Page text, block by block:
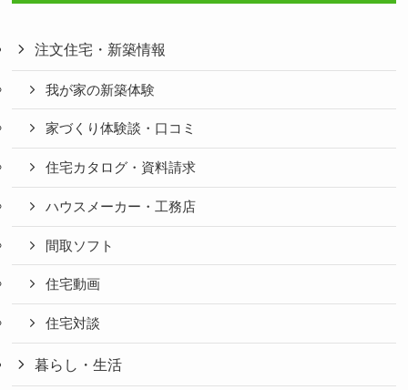
注文住宅・新築情報
我が家の新築体験
家づくり体験談・口コミ
住宅カタログ・資料請求
ハウスメーカー・工務店
間取ソフト
住宅動画
住宅対談
暮らし・生活